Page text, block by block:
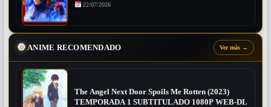
22/07/2026
ANIME RECOMENDADO Ver más →
The Angel Next Door Spoils Me Rotten (2023)
TEMPORADA 1 SUBTITULADO 1080P WEB-DL